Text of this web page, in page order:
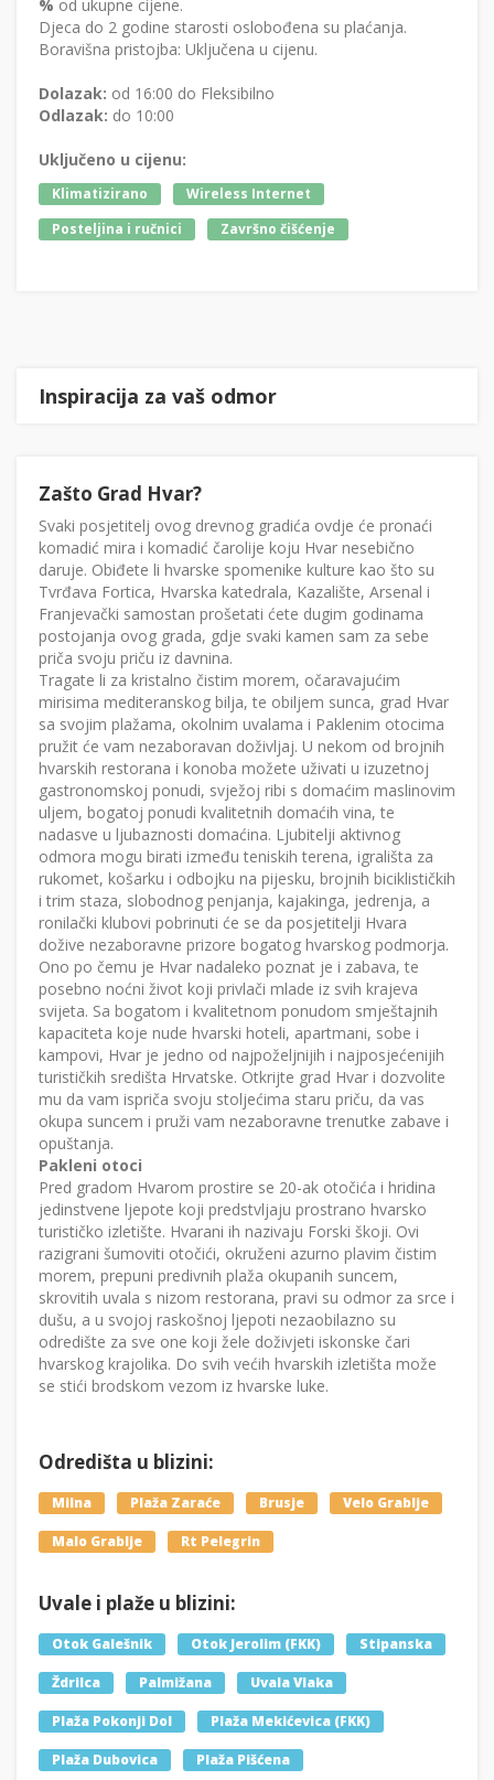
% od ukupne cijene.
Djeca do 2 godine starosti oslobođena su plaćanja.
Boravišna pristojba: Uključena u cijenu.
Dolazak: od 16:00 do Fleksibilno
Odlazak: do 10:00
Uključeno u cijenu:
Klimatizirano
Wireless Internet
Posteljina i ručnici
Završno čišćenje
Inspiracija za vaš odmor
Zašto Grad Hvar?
Svaki posjetitelj ovog drevnog gradića ovdje će pronaći
komadić mira i komadić čarolije koju Hvar nesebično
daruje. Obiđete li hvarske spomenike kulture kao što su
Tvrđava Fortica, Hvarska katedrala, Kazalište, Arsenal i
Franjevački samostan prošetati ćete dugim godinama
postojanja ovog grada, gdje svaki kamen sam za sebe
priča svoju priču iz davnina.
Tragate li za kristalno čistim morem, očaravajućim
mirisima mediteranskog bilja, te obiljem sunca, grad Hvar
sa svojim plažama, okolnim uvalama i Paklenim otocima
pružit će vam nezaboravan doživljaj. U nekom od brojnih
hvarskih restorana i konoba možete uživati u izuzetnoj
gastronomskoj ponudi, svježoj ribi s domaćim maslinovim
uljem, bogatoj ponudi kvalitetnih domaćih vina, te
nadasve u ljubaznosti domaćina. Ljubitelji aktivnog
odmora mogu birati između teniskih terena, igrališta za
rukomet, košarku i odbojku na pijesku, brojnih biciklističkih
i trim staza, slobodnog penjanja, kajakinga, jedrenja, a
ronilački klubovi pobrinuti će se da posjetitelji Hvara
dožive nezaboravne prizore bogatog hvarskog podmorja.
Ono po čemu je Hvar nadaleko poznat je i zabava, te
posebno noćni život koji privlači mlade iz svih krajeva
svijeta. Sa bogatom i kvalitetnom ponudom smještajnih
kapaciteta koje nude hvarski hoteli, apartmani, sobe i
kampovi, Hvar je jedno od najpoželjnijih i najposjećenijih
turističkih središta Hrvatske. Otkrijte grad Hvar i dozvolite
mu da vam ispriča svoju stoljećima staru priču, da vas
okupa suncem i pruži vam nezaboravne trenutke zabave i
opuštanja.
Pakleni otoci
Pred gradom Hvarom prostire se 20-ak otočića i hridina
jedinstvene ljepote koji predstvljaju prostrano hvarsko
turističko izletište. Hvarani ih nazivaju Forski škoji. Ovi
razigrani šumoviti otočići, okruženi azurno plavim čistim
morem, prepuni predivnih plaža okupanih suncem,
skrovitih uvala s nizom restorana, pravi su odmor za srce i
dušu, a u svojoj raskošnoj ljepoti nezaobilazno su
odredište za sve one koji žele doživjeti iskonske čari
hvarskog krajolika. Do svih većih hvarskih izletišta može
se stići brodskom vezom iz hvarske luke.
Odredišta u blizini:
Milna Plaža Zaraće Brusje Velo Grablje
Malo Grablje Rt Pelegrin
Uvale i plaže u blizini:
Otok Galešnik Otok Jerolim (FKK) Stipanska
Ždrilca Palmižana Uvala Vlaka
Plaža Pokonji Dol Plaža Mekićevica (FKK)
Plaža Dubovica Plaža Pišćena